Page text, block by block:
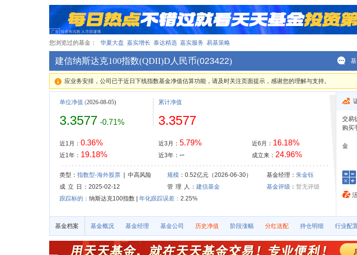
您浏览过的基金： 华夏大盘 嘉实增长 泰达精选 嘉实服务 易基策略
建信纳斯达克100指数(QDII)D人民币(023422)
应业务安排，公司已于近日下线指数基金净值估算功能，请及时关注页面提示，感谢您的理解与支持。
单位净值 (2026-08-05)
3.3577 -0.71%
近1月： 0.36%
近1年： 19.18%
累计净值
3.3577
近3月： 5.79%
近3年： --
近6月： 16.18%
成立来： 24.96%
类型： 指数型-海外股票| 中高风险 规模：0.52亿元（2026-06-30） 基金经理： 朱金钰
成 立 日
：2025-02-12 管 理 人 ： 建信基金 基金评级 ： 暂无评级
跟踪标的： 纳斯达克100指数 | 年化跟踪误差： 2.25%
交易
购买
金
基金档案 基金概况 基金经理 基金公司 历史净值 阶段涨幅 分红送配 持仓明细 行业配